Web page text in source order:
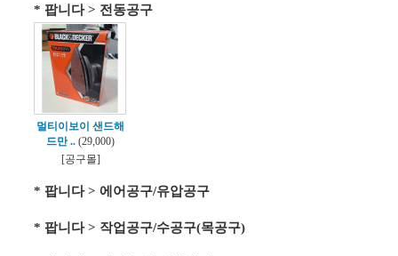
* 팝니다 > 전동공구
멀티이보이 샌드해
드만 .. (29,000)
[공구몰]
* 팝니다 > 에어공구/유압공구
* 팝니다 > 작업공구/수공구(목공구)